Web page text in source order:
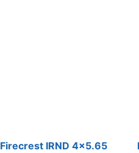
Firecrest IRND 4×5.65